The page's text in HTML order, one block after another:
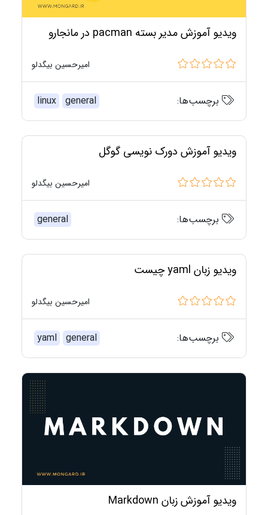
ویدیو آموزش مدیر بسته pacman در مانجارو
امیرحسین بیگدلو
برچسب‌ها: linux general
ویدیو آموزش دورک نویسی گوگل
امیرحسین بیگدلو
برچسب‌ها: general
ویدیو زبان yaml چیست
امیرحسین بیگدلو
برچسب‌ها: yaml general
ویدیو آموزش زبان Markdown